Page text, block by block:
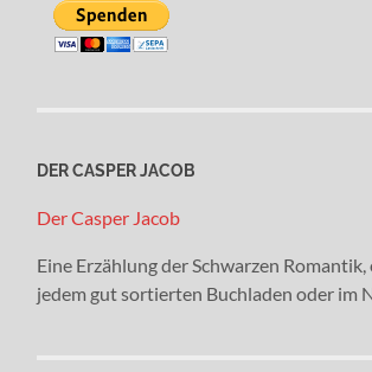
DER CASPER JACOB
Der Casper Jacob
Eine Erzählung der Schwarzen
jedem gut sortierten Buchladen oder im